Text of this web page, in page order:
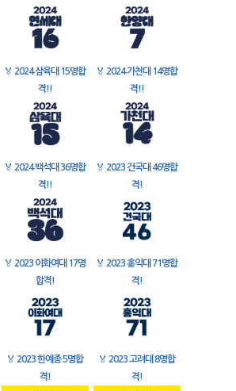
🏅 2024 삼육대 15명합
격!!
🏅 2024 가천대 14명합
격!!
🏅 2024 백석대 36명합
격!!
🏅 2023 건국대 46명합
격!
🏅 2023 이화여대 17명
합격!
🏅 2023 홍익대 71명합
격!
🏅 2023 한예종 5명합
격!
🏅 2023 고려대 8명합
격!